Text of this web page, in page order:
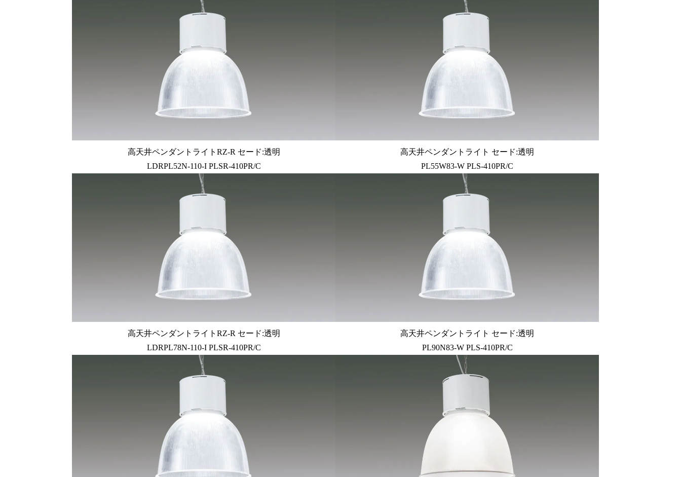
高天井ペンダントライトRZ-R セード:透明
LDRPL52N-110-I PLSR-410PR/C
高天井ペンダントライトRZ-R セード:透明
LDRPL78N-110-I PLSR-410PR/C
高天井ペンダントライト セード:透明
PL55W83-W PLS-410PR/C
高天井ペンダントライト セード:透明
PL90N83-W PLS-410PR/C